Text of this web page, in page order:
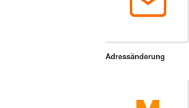
Adressänderung